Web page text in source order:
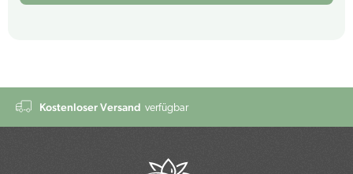
Kostenloser Versand verfügbar